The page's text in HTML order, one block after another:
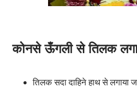
कोनसे ऊँगली से तिलक
तिलक सदा दाहिने हाथ से लगाया